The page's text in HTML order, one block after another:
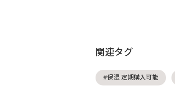
関連タグ
#保湿 定期購入可能